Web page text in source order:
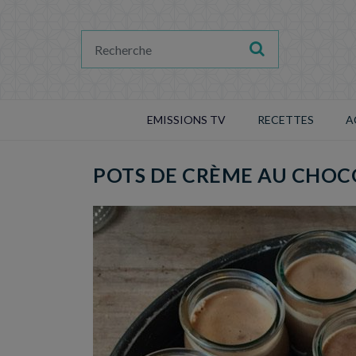
EMISSIONS TV RECETTES
POTS DE CRÈME AU